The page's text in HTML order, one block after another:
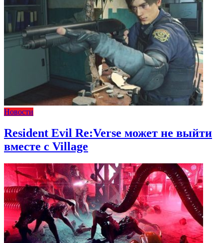
Новости
Resident Evil Re:Verse может не выйти
вместе с Village